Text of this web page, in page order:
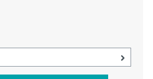
öffnen, aktuell ausgewählt: